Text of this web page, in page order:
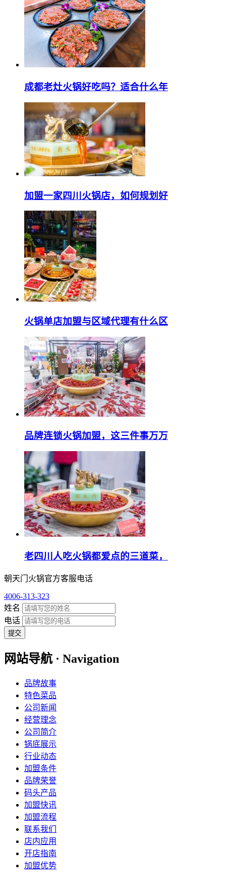
成都老灶火锅好吃吗？适合什么年
加盟一家四川火锅店，如何规划好
火锅单店加盟与区域代理有什么区
品牌连锁火锅加盟，这三件事万万
老四川人吃火锅都爱点的三道菜，
朝天门火锅官方客服电话
4006-313-323
姓名
电话
提交
网站导航 · Navigation
品牌故事
特色菜品
公司新闻
经营理念
公司简介
锅底展示
行业动态
加盟条件
品牌荣誉
码头产品
加盟快讯
加盟流程
联系我们
店内应用
开店指南
加盟优势